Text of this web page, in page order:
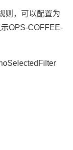
则，可以配置为
OPS-COFFEE-